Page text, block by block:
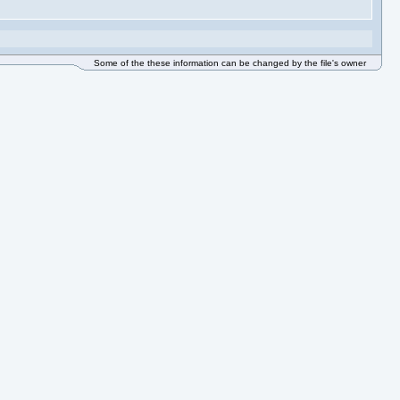
Some of the these information can be changed by the file's owner